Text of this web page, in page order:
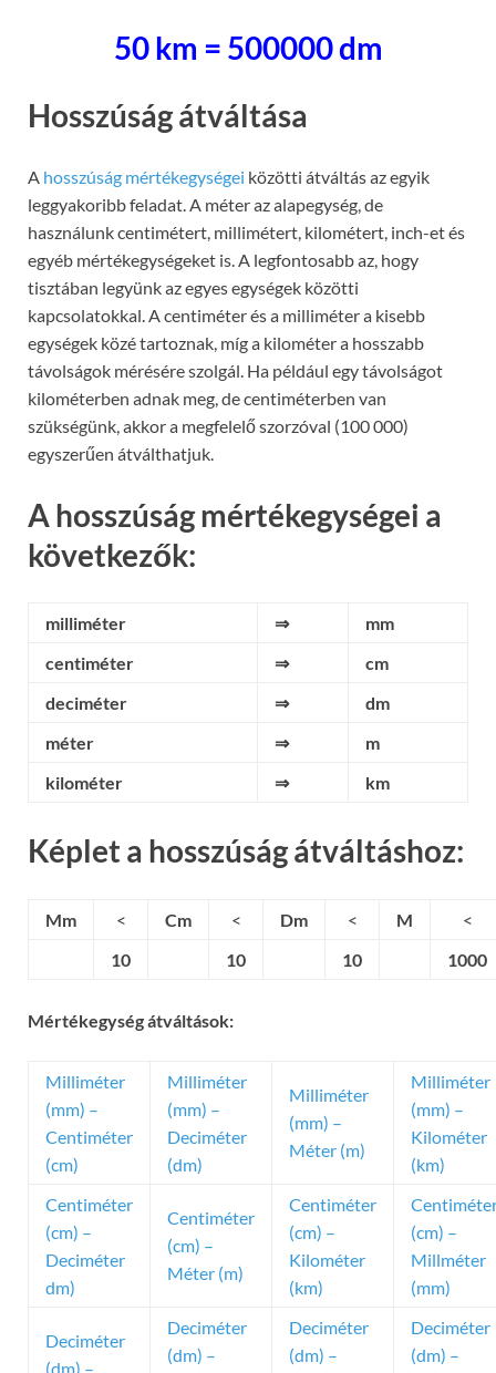
50 km = 500000 dm
Hosszúság átváltása
A hosszúság mértékegységei közötti átváltás az egyik
leggyakoribb feladat. A méter az alapegység, de
használunk centimétert, millimétert, kilométert, inch-et és
egyéb mértékegységeket is. A legfontosabb az, hogy
tisztában legyünk az egyes egységek közötti
kapcsolatokkal. A centiméter és a milliméter a kisebb
egységek közé tartoznak, míg a kilométer a hosszabb
távolságok mérésére szolgál. Ha például egy távolságot
kilométerben adnak meg, de centiméterben van
szükségünk, akkor a megfelelő szorzóval (100 000)
egyszerűen átválthatjuk.
A hosszúság mértékegységei a
következők:
milliméter ⇒
mm
centiméter
⇒
cm
deciméter
⇒
dm
méter
⇒
m
kilométer
⇒ km
Képlet a hosszúság átváltáshoz:
Mm < Cm < Dm < M
<
10
10 10 1000
Mértékegység átváltások:
Milliméter
(mm) –
Centiméter
(cm)
Milliméter
(mm) –
Deciméter
(dm)
Milliméter
(mm) –
Méter (m)
Milliméter
(mm) –
Kilométer
(km)
Centiméter
(cm) –
Deciméter
dm)
Centiméter
(cm) –
Méter (m)
Centiméter
(cm) –
Kilométer
(km)
(cm) –
Millméter
(mm)
Deciméter
(dm) –
Deciméter
(dm) –
Deciméter
(dm) –
Deciméter
(dm) –